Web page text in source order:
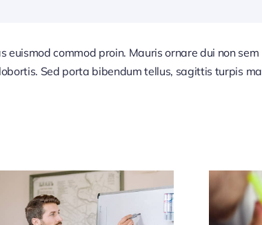
euismod commod proin. Mauris ornare dui non sem
Sed porta bibendum tellus, sagittis turpis